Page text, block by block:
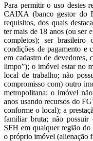
Para permitir o uso destes
CAIXA (banco gestor do
requisitos, dos quais
ter mais de 18 anos (ou ser
completos); ser
condições de pagamento e
em cadastro de
limpo”); o imóvel estar no
local de trabalho; não
compromisso com) outro
metropolitana; o imóvel
anos usando recursos do
conforme o local); a
familiar bruta; não possuir
SFH em qualquer região
o próprio imóvel (alienação